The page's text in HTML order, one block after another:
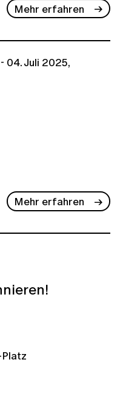
Mehr erfahren
04. Juli 2025,
Mehr erfahren